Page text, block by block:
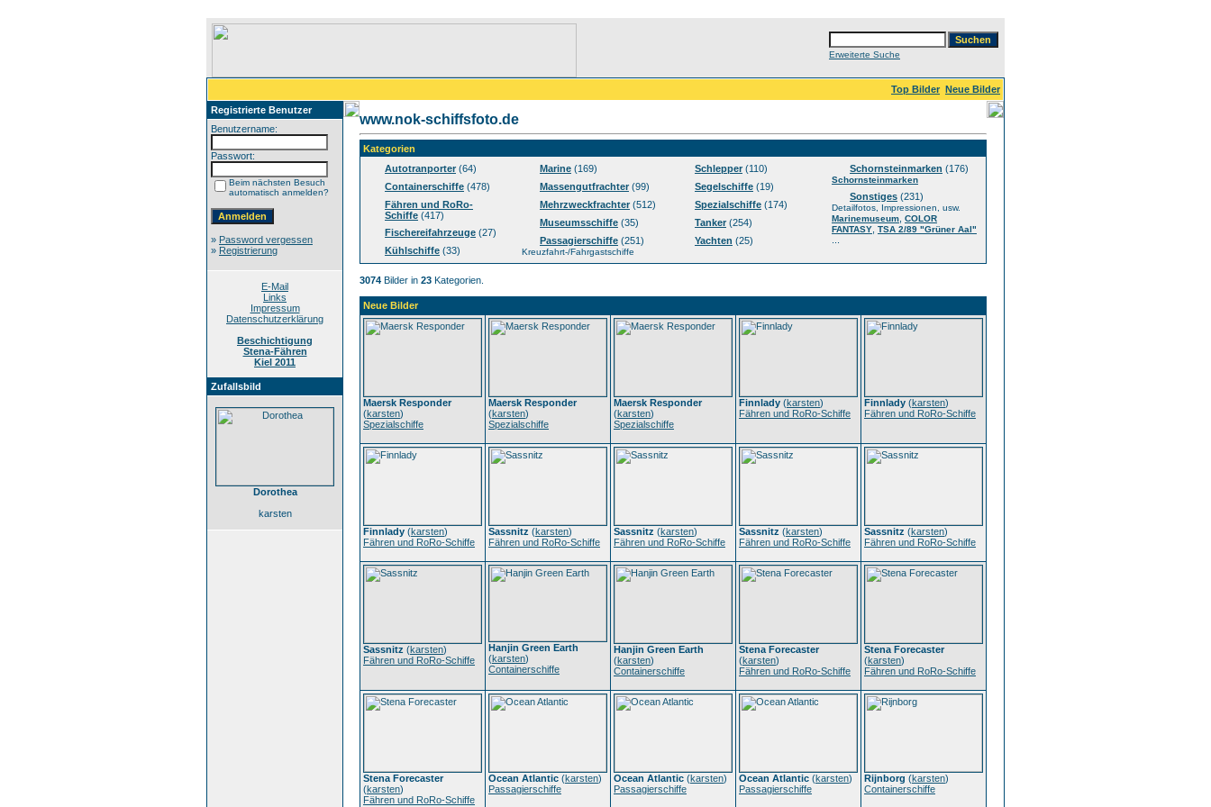
Erweiterte Suche
Top Bilder Neue Bilder
Registrierte Benutzer
Benutzername:
Passwort:
Beim nächsten Besuch
automatisch anmelden?
» Password vergessen
» Registrierung
E-Mail
Links
Impressum
Datenschutzerklärung
Beschichtigung
Stena-Fähren
Kiel 2011
Zufallsbild
Dorothea
karsten
www.nok-schiffsfoto.de
Kategorien
Autotranporter(64)
Containerschiffe (478)
Fähren und RoRo-
Schiffe (417)
Fischereifahrzeuge (27)
Kühlschiffe (33)
Marine (169)
Massengutfrachter(99)
Mehrzweckfrachter(512)
Museumsschiffe (35)
Passagierschiffe (251)
Kreuzfahrt-/Fahrgastschiffe
Schlepper(110)
Segelschiffe (19)
Spezialschiffe (174)
Tanker(254)
Yachten (25)
Schornsteinmarken (176)
Schornsteinmarken
Sonstiges (231)
Detailfotos, Impressionen, usw.
Marinemuseum COLOR
FANTASY TSA 2/89 "Grüner Aal"
3074 Bilder in 23 Kategorien.
Neue Bilder
Maersk Responder
(karsten)
Spezialschiffe
Maersk Responder
(karsten)
Spezialschiffe
Maersk Responder
(karsten)
Spezialschiffe
Finnlady (karsten)
Fähren und RoRo-Schiffe
Finnlady (karsten)
Fähren und RoRo-Schiffe
Finnlady (karsten)
Fähren und RoRo-Schiffe
Sassnitz (karsten)
Fähren und RoRo-Schiffe
Sassnitz (karsten)
Fähren und RoRo-Schiffe
Sassnitz (karsten)
Fähren und RoRo-Schiffe
Sassnitz (karsten)
Fähren und RoRo-Schiffe
Sassnitz (karsten)
Fähren und RoRo-Schiffe
Hanjin Green Earth
(karsten)
Containerschiffe
Hanjin Green Earth
(karsten)
Containerschiffe
Stena Forecaster
(karsten)
Fähren und RoRo-Schiffe
Stena Forecaster
(karsten)
Fähren und RoRo-Schiffe
Stena Forecaster
(karsten)
Fähren und RoRo-Schiffe
Ocean Atlantic (karsten)
Passagierschiffe
Ocean Atlantic (karsten)
Passagierschiffe
Ocean Atlantic (karsten)
Passagierschiffe
Rijnborg (karsten)
Containerschiffe